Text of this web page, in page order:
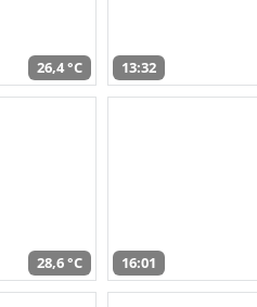
26,4 °C 13:32
28,6 °C 16:01